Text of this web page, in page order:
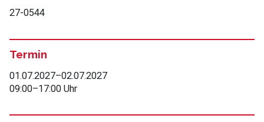
27-0544
Termin
01.07.2027–02.07.2027
09:00–17:00 Uhr